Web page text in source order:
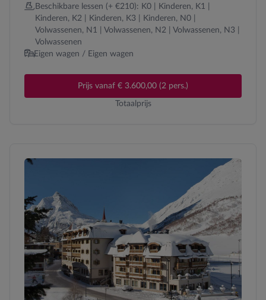
Beschikbare lessen (+ €210): K0 | Kinderen, K1 |
Kinderen, K2 | Kinderen, K3 | Kinderen, N0 |
Volwassenen, N1 | Volwassenen, N2 | Volwassenen, N3 |
Volwassenen
Eigen wagen / Eigen wagen
Prijs vanaf € 3.600,00 (2 pers.)
Totaalprijs